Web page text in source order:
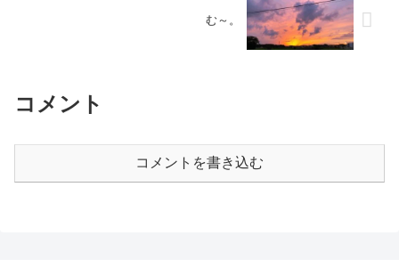
む～。
コメント
コメントを書き込む